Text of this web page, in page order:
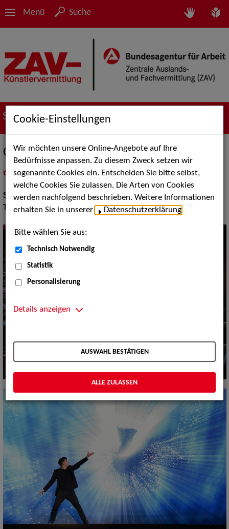
Menü Suche
Suche nach Künstler*innen
Chris Cross
als PDF speichern
inMeine Merklistelegen
Show Acts:Tanz
Tanz:Break-Dance, Hip Hop
Cookie-Einstellungen
Wir möchten unsere Online-Angebote auf Ihre
Bedürfnisse anpassen. Zu diesem Zweck setzen wir
sogenannte Cookies ein. Entscheiden Sie bitte selbst,
welche Cookies Sie zulassen. Die Arten von Cookies
werden nachfolgend beschrieben. Weitere Informationen
erhalten Sie in unserer
Datenschutzerklärung
Bitte wählen Sie aus:
Technisch Notwendig
Statistik
Personalisierung
Details anzeigen
AUSWAHL BESTÄTIGEN
ALLE ZULASSEN